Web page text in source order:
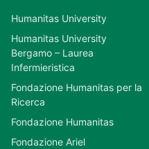
Humanitas University
Humanitas University
Bergamo – Laurea
Infermieristica
Fondazione Humanitas per la
Ricerca
Fondazione Humanitas
Fondazione Ariel